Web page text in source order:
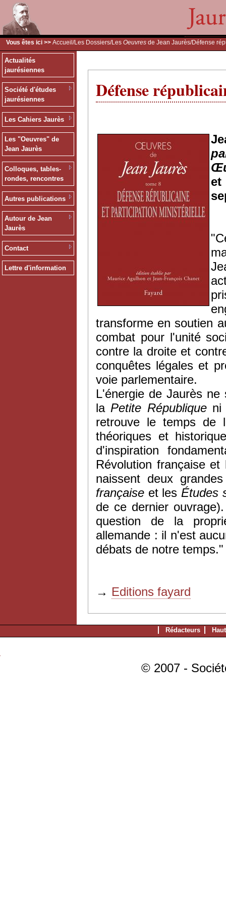
Vous êtes ici >> Accueil /Les Dossiers/Les Oeuvres de Jean Jaurès/Défense
Actualités
jaurésiennes
Société d'études
jaurésiennes
Les Cahiers Jaurès
Les "Oeuvres" de
Jean Jaurès
Colloques, tables-
rondes, rencontres
Autres publications
Autour de Jean
Jaurès
Contact
Lettre d'information
Défense
"
transforme en soutien
combat pour l'unité
contre la droiteet
conquêtes légales et
voie parlementaire.
L'énergie de Jaurèsne
la Petite République ni
retrouve le temps de
théoriques et
d'inspiration
Révolution française
naissent deux
française et les Études
de ce dernier
question de la
allemande : il n'est
débats de notre temps."
→ Editions fayard
Rédacteurs
© 2007 -